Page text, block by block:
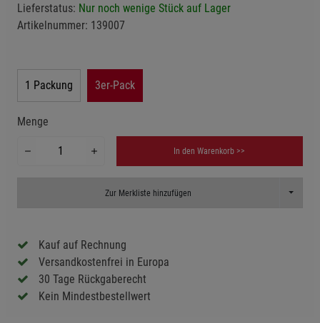
Lieferstatus: Nur noch wenige Stück auf Lager
Artikelnummer: 139007
1 Packung 3er-Pack
Menge
In den Warenkorb >>
Zur Merkliste hinzufügen Toggle
Kauf auf Rechnung
Versandkostenfrei in Europa
30 Tage Rückgaberecht
Kein Mindestbestellwert